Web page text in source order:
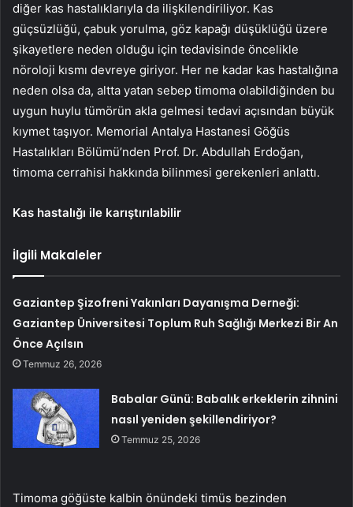
diğer kas hastalıklarıyla da ilişkilendiriliyor. Kas
güçsüzlüğü, çabuk yorulma, göz kapağı düşüklüğü üzere
şikayetlere neden olduğu için tedavisinde öncelikle
nöroloji kısmı devreye giriyor. Her ne kadar kas hastalığına
neden olsa da, altta yatan sebep timoma olabildiğinden bu
uygun huylu tümörün akla gelmesi tedavi açısından büyük
kıymet taşıyor. Memorial Antalya Hastanesi Göğüs
Hastalıkları Bölümü’nden Prof. Dr. Abdullah Erdoğan,
timoma cerrahisi hakkında bilinmesi gerekenleri anlattı.
Kas hastalığı ile karıştırılabilir
İlgili Makaleler
Gaziantep Şizofreni Yakınları Dayanışma Derneği:
Gaziantep Üniversitesi Toplum Ruh Sağlığı Merkezi Bir An
Önce Açılsın
Temmuz 26, 2026
Babalar Günü: Babalık erkeklerin zihnini
nasıl yeniden şekillendiriyor?
Temmuz 25, 2026
Timoma göğüste kalbin önündeki timüs bezinden